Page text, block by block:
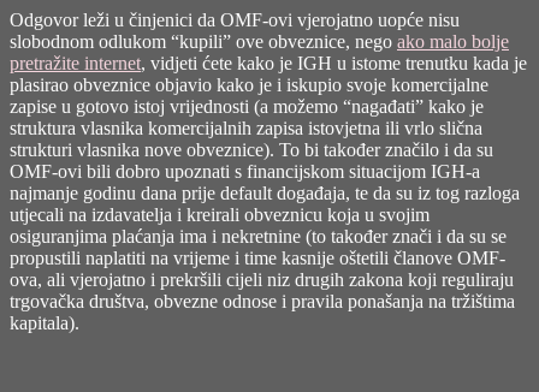
Odgovor leži u činjenici da OMF-ovi vjerojatno uopće nisu
slobodnom odlukom “kupili” ove obveznice, nego ako malo bolje
pretražite internet, vidjeti ćete kako je IGH u istome trenutku kada je
plasirao obveznice objavio kako je i iskupio svoje komercijalne
zapise u gotovo istoj vrijednosti (a možemo “nagađati” kako je
struktura vlasnika komercijalnih zapisa istovjetna ili vrlo slična
strukturi vlasnika nove obveznice). To bi također značilo i da su
OMF-ovi bili dobro upoznati s financijskom situacijom IGH-a
najmanje godinu dana prije default događaja, te da su iz tog razloga
utjecali na izdavatelja i kreirali obveznicu koja u svojim
osiguranjima plaćanja ima i nekretnine (to također znači i da su se
propustili naplatiti na vrijeme i time kasnije oštetili članove OMF-
ova, ali vjerojatno i prekršili cijeli niz drugih zakona koji reguliraju
trgovačka društva, obvezne odnose i pravila ponašanja na tržištima
kapitala).